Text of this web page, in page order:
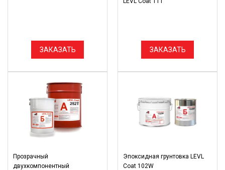
ЗАКАЗАТЬ ЗАКАЗАТЬ
Прозрачный
двухкомпонентный
Эпоксидная грунтовка LEVL
Coat 102W